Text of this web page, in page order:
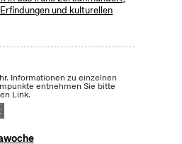
und kulturellen
Informationen zu einzelnen
entnehmen Sie bitte
Link.